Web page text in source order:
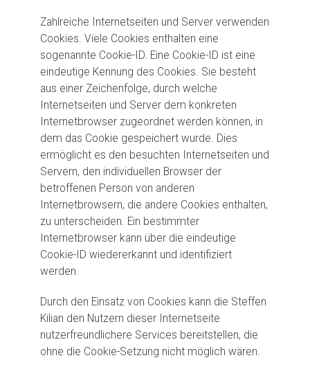
Zahlreiche Internetseiten und Server verwenden
Cookies. Viele Cookies enthalten eine
sogenannte Cookie-ID. Eine Cookie-ID ist eine
eindeutige Kennung des Cookies. Sie besteht
aus einer Zeichenfolge, durch welche
Internetseiten und Server dem konkreten
Internetbrowser zugeordnet werden können, in
dem das Cookie gespeichert wurde. Dies
ermöglicht es den besuchten Internetseiten und
Servern, den individuellen Browser der
betroffenen Person von anderen
Internetbrowsern, die andere Cookies enthalten,
zu unterscheiden. Ein bestimmter
Internetbrowser kann über die eindeutige
Cookie-ID wiedererkannt und identifiziert
werden.
Durch den Einsatz von Cookies kann die Steffen
Kilian den Nutzern dieser Internetseite
nutzerfreundlichere Services bereitstellen, die
ohne die Cookie-Setzung nicht möglich wären.